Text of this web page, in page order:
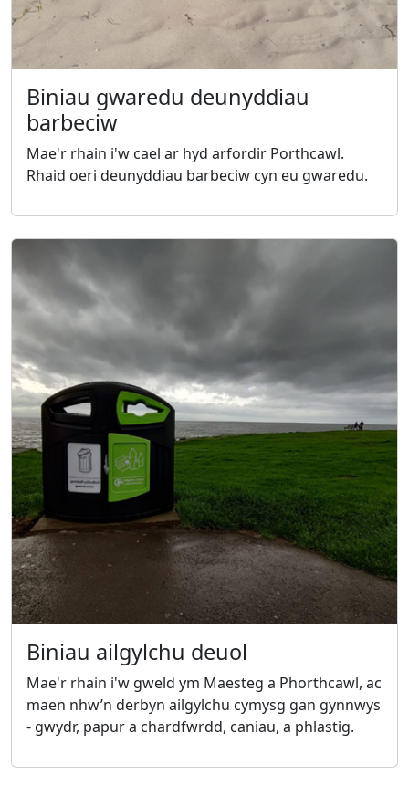
Biniau gwaredu deunyddiau
barbeciw
Mae'r rhain i'w cael ar hyd arfordir Porthcawl.
Rhaid oeri deunyddiau barbeciw cyn eu gwaredu.
Biniau ailgylchu deuol
Mae'r rhain i'w gweld ym Maesteg a Phorthcawl, ac
maen nhw’n derbyn ailgylchu cymysg gan gynnwys
- gwydr, papur a chardfwrdd, caniau, a phlastig.